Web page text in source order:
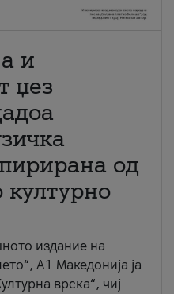
и
џез
од
културно
издание на
А1 Македонија ја
врска“, чиј